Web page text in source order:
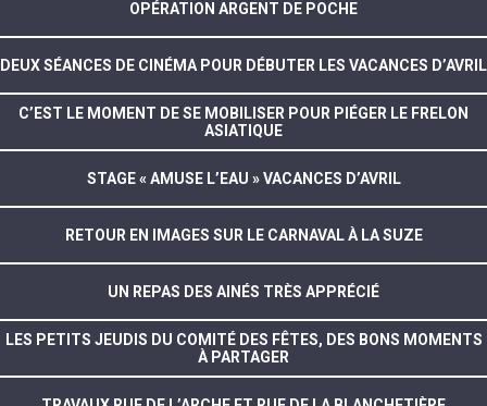
OPÉRATION ARGENT DE POCHE
DEUX SÉANCES DE CINÉMA POUR DÉBUTER LES VACANCES D’AVRIL
C’EST LE MOMENT DE SE MOBILISER POUR PIÉGER LE FRELON
ASIATIQUE
STAGE « AMUSE L’EAU » VACANCES D’AVRIL
RETOUR EN IMAGES SUR LE CARNAVAL À LA SUZE
UN REPAS DES AINÉS TRÈS APPRÉCIÉ
LES PETITS JEUDIS DU COMITÉ DES FÊTES, DES BONS MOMENTS
À PARTAGER